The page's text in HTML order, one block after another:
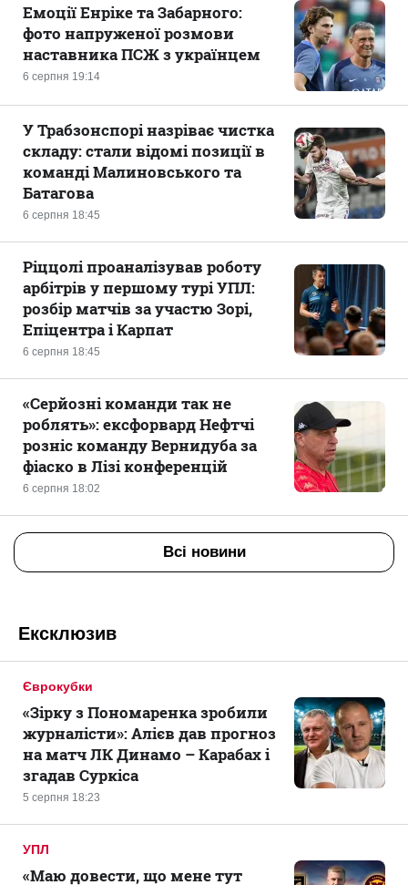
6 серпня 19:14
Емоції Енріке та Забарного:
фото напруженої розмови
наставника ПСЖ з українцем
6 серпня 18:45
У Трабзонспорі назріває чистка
складу: стали відомі позиції в
команді Малиновського та
Батагова
6 серпня 18:45
Ріццолі проаналізував роботу
арбітрів у першому турі УПЛ:
розбір матчів за участю Зорі,
Епіцентра і Карпат
6 серпня 18:02
«Серйозні команди так не
роблять»: ексфорвард Нефтчі
розніс команду Вернидуба за
фіаско в Лізі конференцій
Всі новини
Ексклюзив
Єврокубки
5 серпня 18:23
«Зірку з Пономаренка зробили
журналісти»: Алієв дав прогноз
на матч ЛК Динамо – Карабах і
згадав Суркіса
УПЛ
«Маю довести, що мене тут